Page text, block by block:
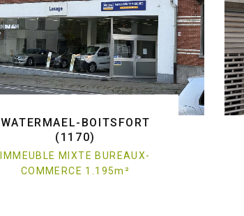
WATERMAEL-BOITSFORT
(1170)
IMMEUBLE MIXTE BUREAUX-
COMMERCE 1.195m ²